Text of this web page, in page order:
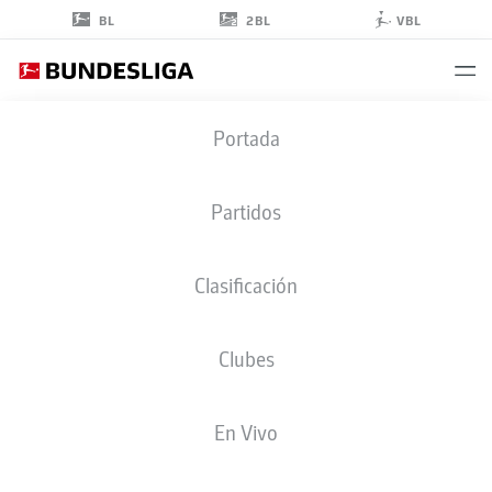
BL 2BL VBL
Portada
Partidos
Clasificación
Clubes
En Vivo